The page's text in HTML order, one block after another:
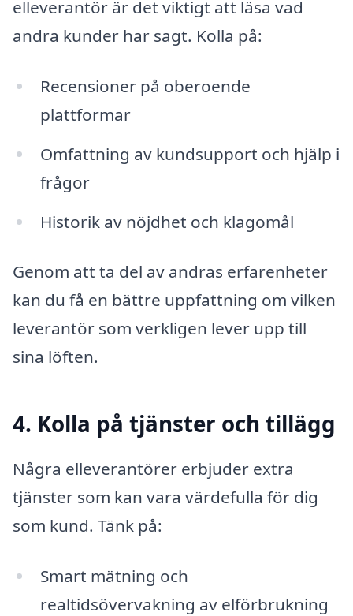
elleverantör är det viktigt att läsa vad
andra kunder har sagt. Kolla på:
Recensioner på oberoende
plattformar
Omfattning av kundsupport och hjälp i
frågor
Historik av nöjdhet och klagomål
Genom att ta del av andras erfarenheter
kan du få en bättre uppfattning om vilken
leverantör som verkligen lever upp till
sina löften.
4. Kolla på tjänster och tillägg
Några elleverantörer erbjuder extra
tjänster som kan vara värdefulla för dig
som kund. Tänk på:
Smart mätning och
realtidsövervakning av elförbrukning